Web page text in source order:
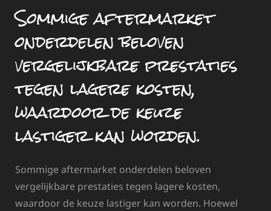
Sommige aftermarket
onderdelen beloven
vergelijkbare prestaties
tegen lagere kosten,
waardoor de keuze
lastiger kan worden.
Sommige aftermarket onderdelen beloven
vergelijkbare prestaties tegen lagere kosten,
waardoor de keuze lastiger kan worden. Hoewel